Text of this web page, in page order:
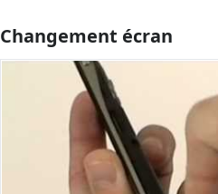
Changement écran